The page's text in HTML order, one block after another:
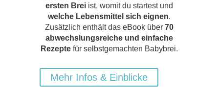
ersten Brei ist, womit du startest und
welche Lebensmittel sich eignen.
Zusätzlich enthält das eBook über70
abwechslungsreiche und einfache
Rezepte für selbstgemachten Babybrei.
Mehr Infos & Einblicke